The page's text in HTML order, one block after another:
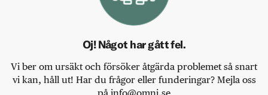
Oj! Något har gått fel.
Vi ber om ursäkt och försöker åtgärda problemet så snart
vi kan, håll ut! Har du frågor eller funderingar? Mejla oss